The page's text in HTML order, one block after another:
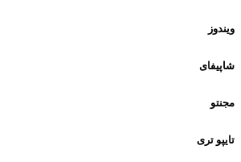
ویندوز
شاپیفای
مجنتو
تایپو تری